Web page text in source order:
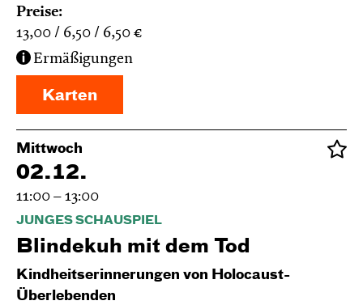
Preise:
13,00
6,50 6,50 €
Ermäßigungen
Karten
Mittwoch
02.12.
11:00 – 13:00
JUNGES SCHAUSPIEL
Blinde­kuh mit dem Tod
Kindheitserinnerungen von Holocaust-
Überlebenden